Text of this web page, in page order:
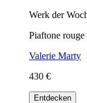
Werk der
Piaftone
Valerie Marty
430 €
Entdecken